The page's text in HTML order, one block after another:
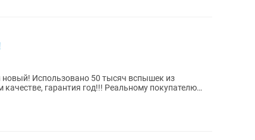
Использовано 50 тысяч вспышек из
гарантия год!!! Реальному покупателю